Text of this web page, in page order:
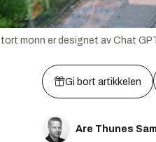
monn er designet av Chat
Gi bort artikkelen
Are Thunes